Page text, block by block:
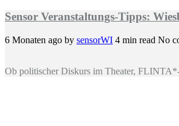
Sensor Veranstaltungs-Tipps:
6 Monaten ago by sensorWI 4 min read No
Ob politischer Diskurs im Theater,